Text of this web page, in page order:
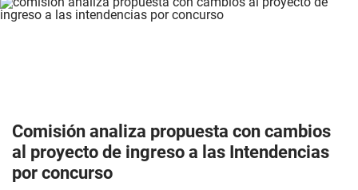
Comisión analiza propuesta con cambios
al proyecto de ingreso a las Intendencias
por concurso